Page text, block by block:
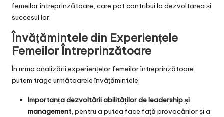
femeilor întreprinzătoare, care pot contribui la dezvoltarea și
succesul lor.
Învățămintele din Experiențele
Femeilor Întreprinzătoare
În urma analizării experiențelor femeilor întreprinzătoare,
putem trage următoarele învățămintele:
Importanța dezvoltării abilităților de leadership și
management, pentru a putea face față provocărilor și a